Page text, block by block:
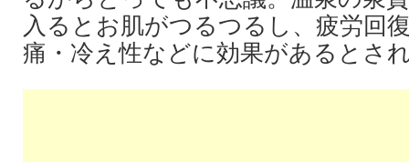
入るとお肌がつるつるし、疲労回
痛・冷え性などに効果があるとさ